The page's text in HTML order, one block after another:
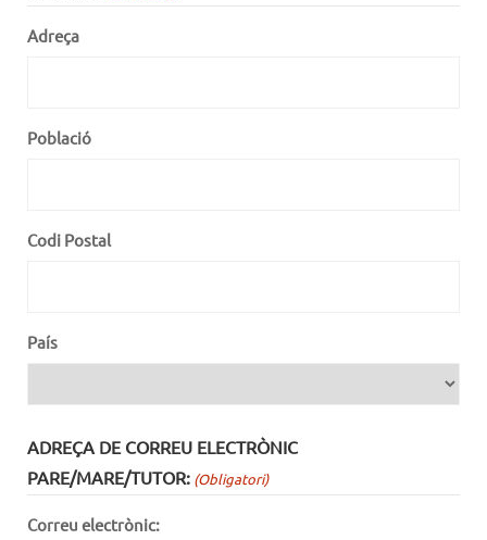
Adreça
Població
Codi Postal
País
ADREÇA DE CORREU ELECTRÒNIC
PARE/MARE/TUTOR: (Obligatori)
Correu electrònic: